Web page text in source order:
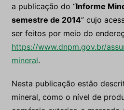
a publicação do “Informe
semestre de 2014” cujo
ser feitos por meio do
https://www.dnpm.gov.br/
mineral.
Nesta publicação estão
mineral, como o nível de